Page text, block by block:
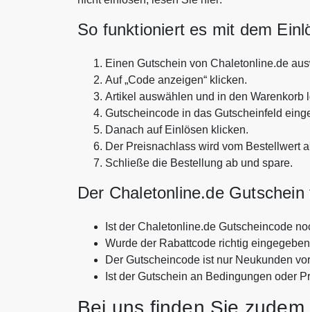
So funktioniert es mit dem
Einen Gutschein von Chaletonline.de
Auf „Code anzeigen“ klicken.
Artikel auswählen und in den Warenkorb
Gutscheincode in das Gutscheinfeld
Danach auf Einlösen klicken.
Der Preisnachlass wird vom Bestellwert
Schließe die Bestellung ab und spare.
Der Chaletonline.de
Ist der Chaletonline.de Gutscheincode
Wurde der Rabattcode richtig
Der Gutscheincode ist nur Neukunden
Ist der Gutschein an Bedingungen oder
Bei uns finden Sie